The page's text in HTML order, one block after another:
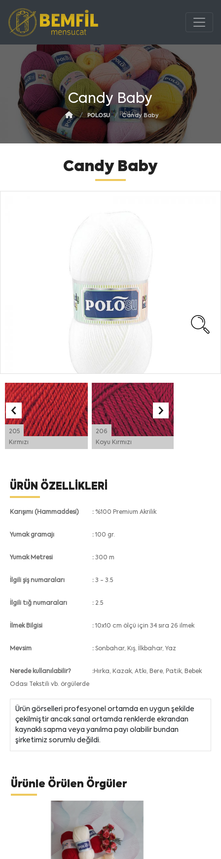
Candy Baby
POLOSU Candy Baby
Candy Baby
205
Kırmızı
206
Koyu Kırmızı
ÜRÜN ÖZELLİKLERİ
Karışımı (Hammaddesi) %100 Premium Akrilik
Yumak gramajı 100 gr.
Yumak Metresi 300 m
İlgili şiş numaraları 3 - 3.5
İlgili tığ numaraları 2.5
İlmek Bilgisi 10x10 cm ölçü için 34 sıra 26 ilmek
Mevsim Sonbahar, Kış, İlkbahar, Yaz
Nerede kullanılabilir? Hırka, Kazak, Atkı, Bere, Patik, Bebek
Odası Tekstili vb. örgülerde
Ürün görselleri profesyonel ortamda en uygun şekilde
çekilmiştir ancak sanal ortamda renklerde ekrandan
kaynaklı sapma veya yanılma payı olabilir bundan
şirketimiz sorumlu değildi.
Ürünle Örülen Örgüler